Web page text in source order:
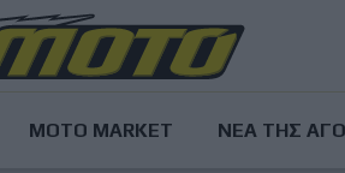
MOTO MARKET ΝΕΑ ΤΗΣ